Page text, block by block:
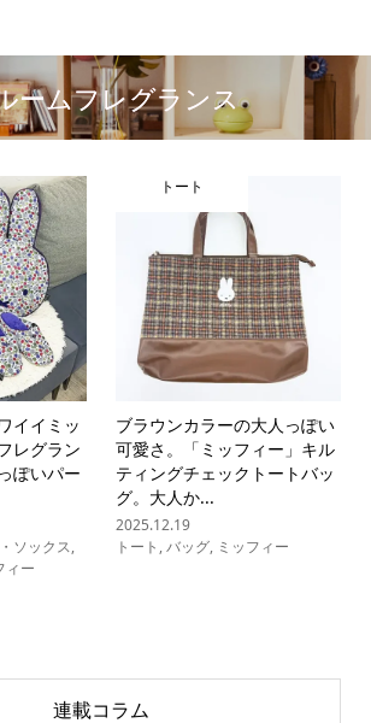
ームフレグランス
イイミッ
レグラン
ぽいパー
ソックス,
ィー
トート
ブラウンカラーの大人っぽい
可愛さ。「ミッフィー」キル
ティングチェックトートバッ
グ。大人か...
2025.12.19
トート ,バッグ, ミッフィー
連載コラム